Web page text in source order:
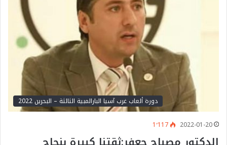
دورة ألعاب غرب آسيا البارالمبية الثالثة – البحرين 2022
2022-01-20 1٬117